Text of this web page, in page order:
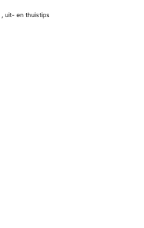
uit- en thuistips